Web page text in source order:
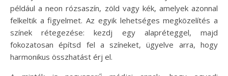
például a neon rózsaszín, zöld vagy kék, amelyek azonnal
felkeltik a figyelmet. Az egyik lehetséges megközelítés a
színek rétegezése: kezdj egy alapréteggel, majd
fokozatosan építsd fel a színeket, ügyelve arra, hogy
harmonikus összhatást érj el.